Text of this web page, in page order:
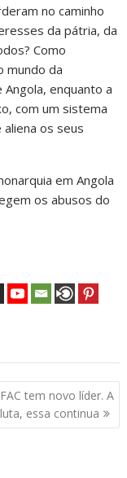
no caminho
da pátria, da
Como
mundo da
Angola, enquanto a
com um sistema
os seus
em Angola
os abusos do
tem novo líder. A
luta, essa continua